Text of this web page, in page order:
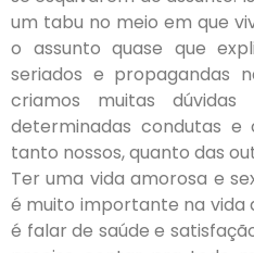
um tabu no meio em que
o assunto quase que
seriados e propagandas
criamos muitas
determinadas condutas e
tanto nossos, quanto das
Ter uma vida amorosa e
é muito importante na vida
é falar de saúde e